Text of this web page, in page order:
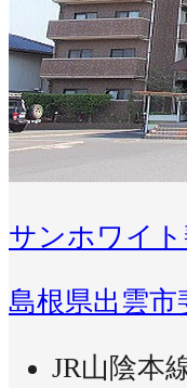
サンホワイト
島根県出雲市
JR山陰本